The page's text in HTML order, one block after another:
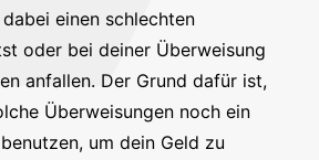
einen schlechten
oder bei deiner Überweisung
anfallen. Der Grund dafür ist,
Überweisungen noch ein
um dein Geld zu